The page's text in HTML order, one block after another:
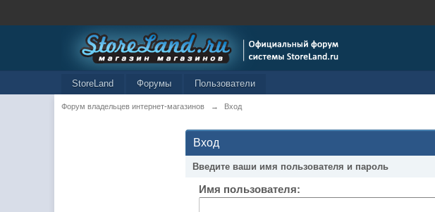
StoreLand Форумы Пользователи
Форум владельцев интернет-магазинов → Вход
Вход
Введите ваши имя пользователя и пароль
Имя пользователя: